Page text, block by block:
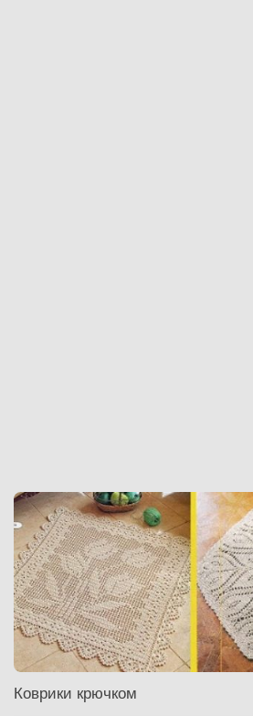
Коврики крючком